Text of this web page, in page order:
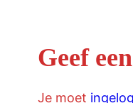
Geef
Je moet